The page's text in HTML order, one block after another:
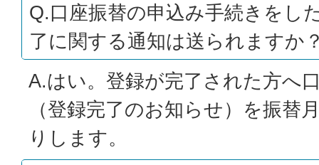
Q.口座振替の申込み手続きをし
了に関する通知は送られますか
A.はい。登録が完了された方へ
（登録完了のお知らせ）を振替
りします。